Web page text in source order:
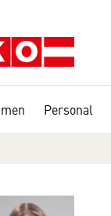
Personal